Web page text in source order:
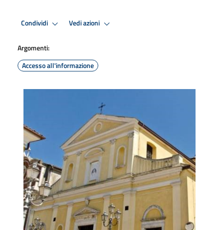
Condividi Vedi azioni
Argomenti:
Accesso all'informazione